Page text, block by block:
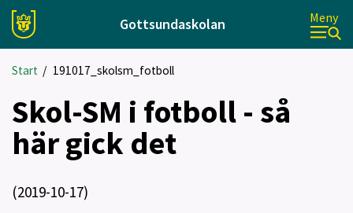
Gottsundaskolan Meny
Start / 191017_skolsm_fotboll
Skol-SM i fotboll - så
här gick det
(2019-10-17)